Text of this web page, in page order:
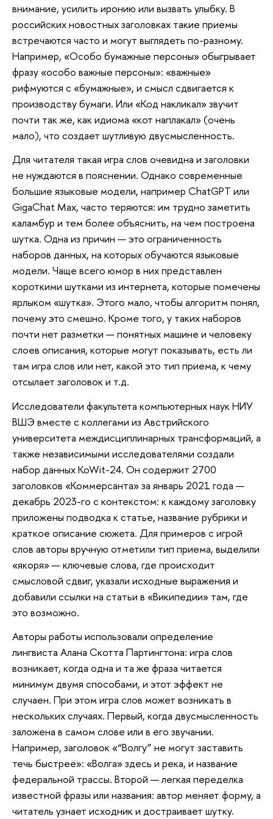
внимание, усилить иронию или вызвать улыбку. В
российских новостных заголовках такие приемы
встречаются часто и могут выглядеть по-разному.
Например, «Особо бумажные персоны» обыгрывает
фразу «особо важные персоны»: «важные»
рифмуются с «бумажные», и смысл сдвигается к
производству бумаги. Или «Код накликал» звучит
почти так же, как идиома «кот наплакал» (очень
мало), что создает шутливую двусмысленность.
Для читателя такая игра слов очевидна и заголовки
не нуждаются в пояснении. Однако современные
большие языковые модели, например ChatGPT или
GigaChat Max, часто теряются: им трудно заметить
каламбур и тем более объяснить, на чем построена
шутка. Одна из причин — это ограниченность
наборов данных, на которых обучаются языковые
модели. Чаще всего юмор в них представлен
короткими шутками из интернета, которые помечены
ярлыком «шутка». Этого мало, чтобы алгоритм понял,
почему это смешно. Кроме того, у таких наборов
почти нет разметки — понятных машине и человеку
слоев описания, которые могут показывать, есть ли
там игра слов или нет, какой это тип приема, к чему
отсылает заголовок и т.д.
Исследователи факультета компьютерных наук НИУ
ВШЭ вместе с коллегами из Австрийского
университета междисциплинарных трансформаций, а
также независимыми исследователями создали
набор данных KoWit-24. Он содержит 2700
заголовков «Коммерсанта» за январь 2021 года —
декабрь 2023-го с контекстом: к каждому заголовку
приложены подводка к статье, название рубрики и
краткое описание сюжета. Для примеров с игрой
слов авторы вручную отметили тип приема, выделили
«якоря» — ключевые слова, где происходит
смысловой сдвиг, указали исходные выражения и
добавили ссылки на статьи в «Википедии» там, где
это возможно.
Авторы работы использовали определение
лингвиста Алана Скотта Партингтона: игра слов
возникает, когда одна и та же фраза читается
минимум двумя способами, и этот эффект не
случаен. При этом игра слов может возникать в
нескольких случаях. Первый, когда двусмысленность
заложена в самом слове или в его звучании.
Например, заголовок «“Волгу” не могут заставить
течь быстрее»: «Волга» здесь и река, и название
федеральной трассы. Второй — легкая переделка
известной фразы или названия: автор меняет форму, а
читатель узнает исходник и достраивает шутку.